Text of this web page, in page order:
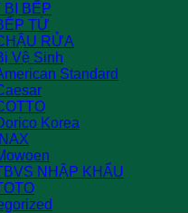
BỊ BẾP
TỪ
RỬA
Vệ Sinh
Standard
Korea
INAX
NHẬP KHẨU